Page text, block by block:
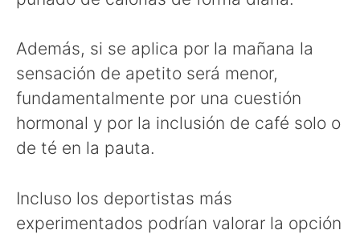
Además, si se aplica por la mañana la
sensación de apetito será menor,
fundamentalmente por una cuestión
hormonal y por la inclusión de café solo o
de té en la pauta.
Incluso los deportistas más
experimentados podrían valorar la opción